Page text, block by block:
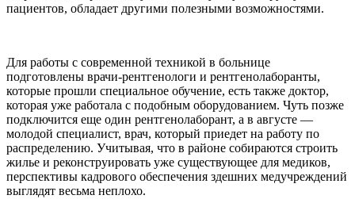
пациентов, обладает другими полезными возможностями.
Для работы с современной техникой в больнице
подготовлены врачи-рентгенологи и рентгенолаборанты,
которые прошли специальное обучение, есть также доктор,
которая уже работала с подобным оборудованием. Чуть позже
подключится еще один рентгенолаборант, а в августе —
молодой специалист, врач, который приедет на работу по
распределению. Учитывая, что в районе собираются строить
жилье и реконструировать уже существующее для медиков,
перспективы кадрового обеспечения здешних медучреждений
выглядят весьма неплохо.